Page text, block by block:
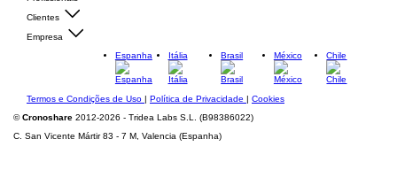
Clientes
Empresa
Espanha
Itália Brasil México Chile
Termos e Condições de Uso | Política de Privacidade | Cookies
©Cronoshare 2012-2026 - Tridea Labs S.L. (B98386022)
C. San Vicente Mártir 83 - 7 M, Valencia (Espanha)